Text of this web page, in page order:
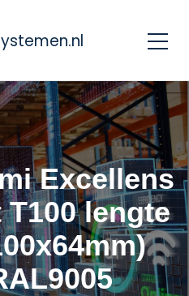
Excellens
lengte